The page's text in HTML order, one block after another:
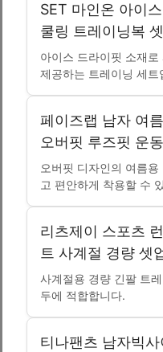
SET 마인온 아이
쿨링 트레이닝복
아이스 드라이핏 소재
제공하는 트레이닝 세트
페이즈랩 남자 여
오버핏 루즈핏 운
오버핏 디자인의 여름
고 편안하게 착용할 수
리츠제이 스포츠
트 사계절 경량 셋
사계절용 경량 긴팔 트
두에 적합합니다.
티나팬츠 남자빅